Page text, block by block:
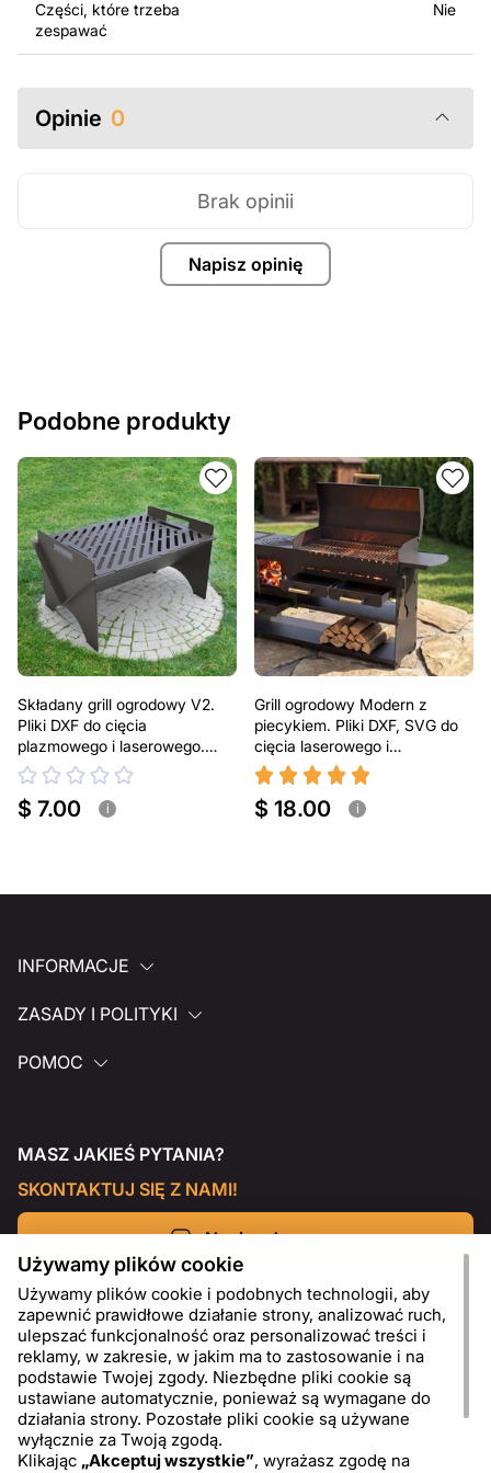
Części, które trzeba
zespawać
Nie
Opinie 0
Napisz opinię
Brak opinii
Podobne produkty
Składany grill ogrodowy V2.
Pliki DXF do cięcia
plazmowego i laserowego.
Przenośny grill BBQ
$ 7.00 i
Grill ogrodowy Modern z
piecykiem. Pliki DXF, SVG do
cięcia laserowego i
plazmowego
$ 18.00 i
INFORMACJE
ZASADY I POLITYKI
POMOC
MASZ JAKIEŚ PYTANIA?
SKONTAKTUJ SIĘ Z NAMI!
Napisz do nas
Używamy plików cookie
Używamy plików cookie i podobnych technologii, aby
zapewnić prawidłowe działanie strony, analizować ruch,
ulepszać funkcjonalność oraz personalizować treści i
reklamy, w zakresie, w jakim ma to zastosowanie i na
podstawie Twojej zgody. Niezbędne pliki cookie są
ustawiane automatycznie, ponieważ są wymagane do
działania strony. Pozostałe pliki cookie są używane
wyłącznie za Twoją zgodą.
Klikając „Akceptuj wszystkie”, wyrażasz zgodę na